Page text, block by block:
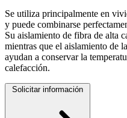
Se utiliza principalmente en
y puede combinarse
Su aislamiento de fibra de alta
mientras que el aislamiento de
ayudan a conservar la
calefacción.
Solicitar información